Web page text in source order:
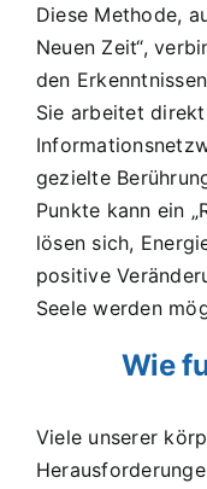
Diese Methode,
Neuen Zeit“,
den
Sie arbeitet
gezielte
Punkte kann ein
lösen sich,
positive
Seele werden
Wie
Viele unserer